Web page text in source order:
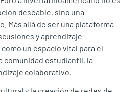
deseable, sino una
Más allá de ser una plataforma
y aprendizaje
un espacio vital para el
comunidad estudiantil, la
colaborativo,